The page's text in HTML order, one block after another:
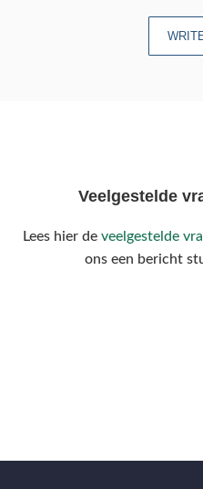
Veelgestelde
Lees hier de veelgestelde
ons een bericht